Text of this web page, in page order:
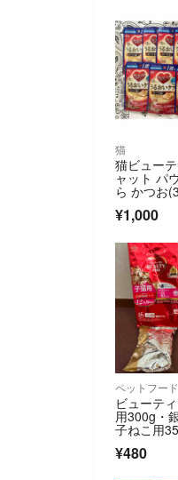
猫
猫ビュー
ャット パ
ら かつお
¥1,000
ペットフード
ビューテ
用300g・
子ねこ用
¥480